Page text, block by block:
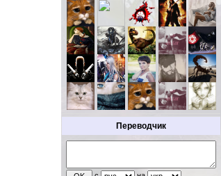
Переводчик